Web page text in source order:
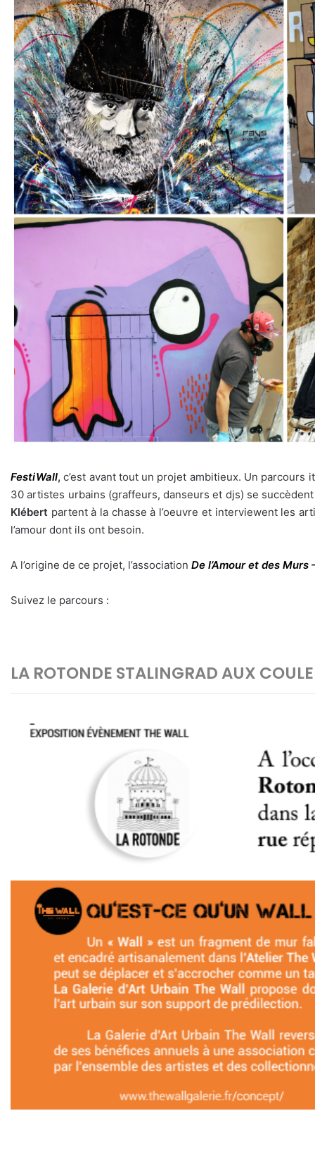
FestiWall, c’est avant tout un projet ambitieux. Un parcours
30 artistes urbains (graffeurs, danseurs et djs) se
Klébert partent à la chasse à l’oeuvre et interviewent les
l’amour dont ils ont besoin.
A l’origine de ce projet, l’association De l’Amour et des Murs
Suivez le parcours :
LA ROTONDE STALINGRAD AUX